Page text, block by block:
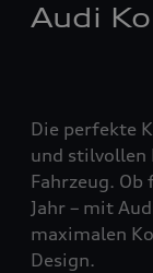
Audi
Die perfekte
und stilvollen
Fahrzeug.
Jahr – mit
maximalen
Design.